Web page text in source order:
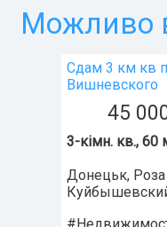
Можливо
Сдам 3 км кв
Вишневского
45
3-кімн. кв., 60
Донецьк,